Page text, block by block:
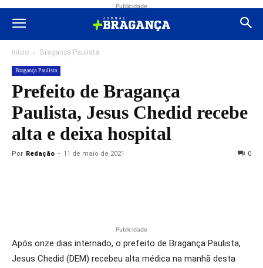
Publicidade
Início Bragança Paulista
Bragança Paulista
Prefeito de Bragança
Paulista, Jesus Chedid recebe
alta e deixa hospital
Por Redação - 11 de maio de 2021 0
Publicidade
Após onze dias internado, o prefeito de Bragança Paulista,
Jesus Chedid (DEM) recebeu alta médica na manhã desta